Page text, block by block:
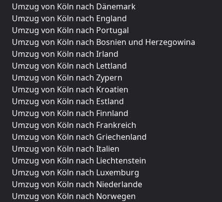
Umzug von Köln nach Dänemark
Umzug von Köln nach England
Umzug von Köln nach Portugal
Umzug von Köln nach Bosnien und Herzegowina
Umzug von Köln nach Irland
Umzug von Köln nach Lettland
Umzug von Köln nach Zypern
Umzug von Köln nach Kroatien
Umzug von Köln nach Estland
Umzug von Köln nach Finnland
Umzug von Köln nach Frankreich
Umzug von Köln nach Griechenland
Umzug von Köln nach Italien
Umzug von Köln nach Liechtenstein
Umzug von Köln nach Luxemburg
Umzug von Köln nach Niederlande
Umzug von Köln nach Norwegen